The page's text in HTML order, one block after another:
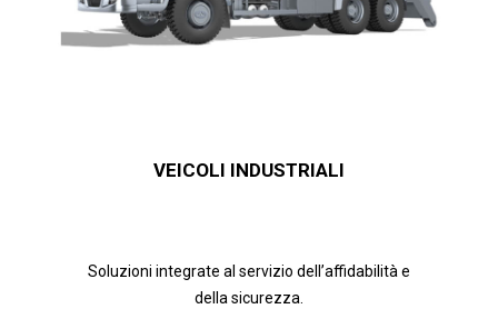
VEICOLI INDUSTRIALI
Soluzioni integrate al servizio dell’affidabilità e
della sicurezza.